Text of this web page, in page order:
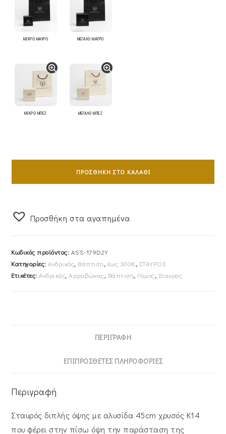
ΜΙΚΡΟ ΜΑΥΡΟ ΜΕΓΑΛΟ ΜΑΥΡΟ
ΜΙΚΡΟ ΜΠΕΖ ΜΕΓΑΛΟ ΜΠΕΖ
Σταυρός
Aλυσίδα
Όψης
179D2Y
ΠΡΟΣΘΉΚΗ ΣΤΟ ΚΑΛΆΘΙ
Προσθήκη στα αγαπημένα
Κωδικός προϊόντος: ASS-179D2Y
Κατηγορίες: Ανδρικός, Βάπτιση, έως 300€, ΣΤΑΥΡΟΣ
Ετικέτες: Ανδρικός, Αρραβώνας, Βάπτιση, Γάμος, Σταυρός
ΠΕΡΙΓΡΑΦΉ
ΕΠΙΠΡΌΣΘΕΤΕΣ ΠΛΗΡΟΦΟΡΊΕΣ
Περιγραφή
Σταυρός διπλής όψης με αλυσίδα 45cm χρυσός Κ14
που φέρει στην πίσω όψη την παράσταση της